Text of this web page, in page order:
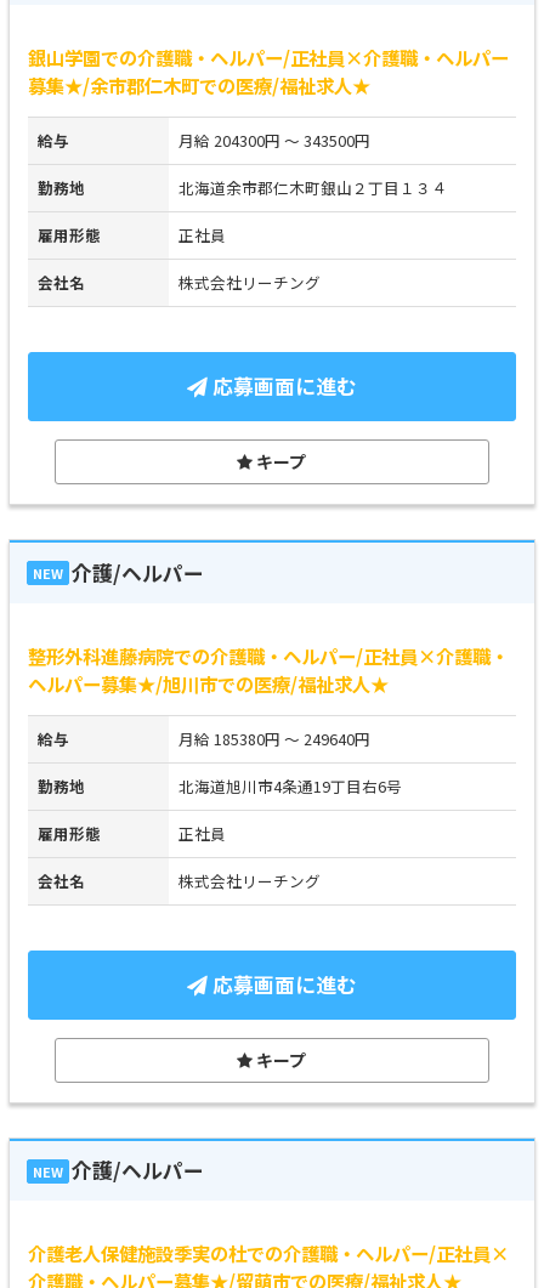
銀山学園での介護職・ヘルパー/正社員×介護職・ヘルパー
募集★/余市郡仁木町での医療/福祉求人★
給与 月給 204300円 ～ 343500円
勤務地 北海道余市郡仁木町銀山２丁目１３４
雇用形態 正社員
会社名 株式会社リーチング
応募画面に進む
キープ
NEW 介護/ヘルパー
整形外科進藤病院での介護職・ヘルパー/正社員×介護職・
ヘルパー募集★/旭川市での医療/福祉求人★
給与 月給 185380円 ～ 249640円
勤務地 北海道旭川市4条通19丁目右6号
雇用形態 正社員
会社名 株式会社リーチング
応募画面に進む
キープ
NEW 介護/ヘルパー
介護老人保健施設季実の杜での介護職・ヘルパー/正社員×
介護職・ヘルパー募集★/留萌市での医療/福祉求人★